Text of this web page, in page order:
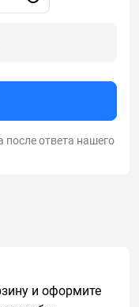
после ответа нашего
и оформите